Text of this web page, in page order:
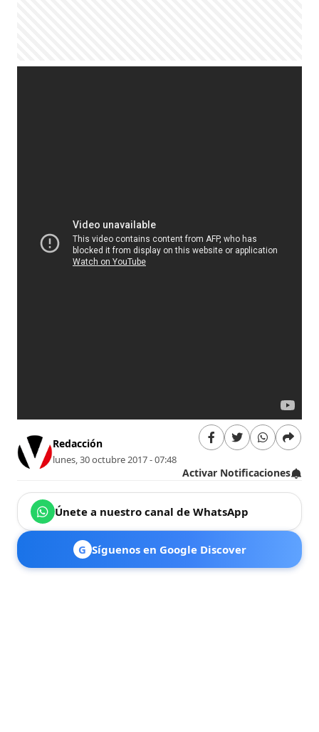
Redacción
lunes, 30 octubre 2017 - 07:48
Activar Notificaciones
Únete a nuestro canal de WhatsApp
G Síguenos en Google Discover